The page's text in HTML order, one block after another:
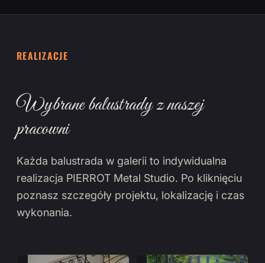
REALIZACJE
Wybrane balustrady z naszej
pracowni
Każda balustrada w galerii to indywidualna
realizacja PIERROT Metal Studio. Po kliknięciu
poznasz szczegóły projektu, lokalizację i czas
wykonania.